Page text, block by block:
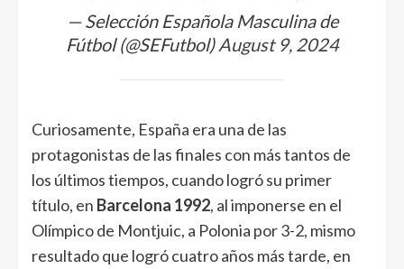
— Selección Española Masculina de
Fútbol (@SEFutbol)August 9, 2024
Curiosamente, España era una de las
protagonistas de las finales con más tantos de
los últimos tiempos, cuando logró su primer
título, en Barcelona 1992, al imponerse en el
Olímpico de Montjuic, a Polonia por 3-2, mismo
resultado que logró cuatro años más tarde, en